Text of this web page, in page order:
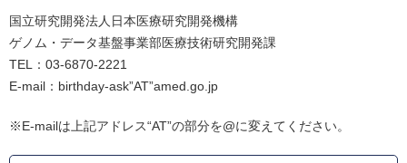
国立研究開発法人日本医療研究開発機構
ゲノム・データ基盤事業部医療技術研究開発課
TEL：03-6870-2221
E-mail：birthday-ask”AT”amed.go.jp
※E-mailは上記アドレス“AT”の部分を@に変えてください。